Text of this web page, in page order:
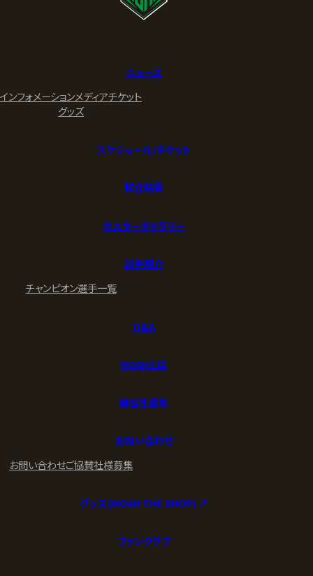
ニュース
インフォメーションメディアチケット
グッズ
スケジュール/チケット
試合結果
ポスターギャラリー
選手紹介
チャンピオン選手一覧
Q&A
NOAHとは
練習生募集
お問い合わせ
お問い合わせご協賛社様募集
グッズ (NOAH THE SHOP) ↗︎
ファンクラブ